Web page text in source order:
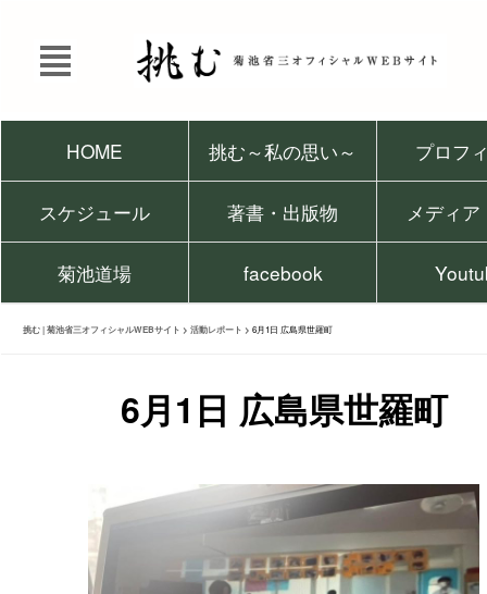
HOME 挑む～私の思い～ プロフ
スケジュール 著書・出版物 メディア
菊池道場 facebook
挑む | 菊池省三オフィシャルWEBサイト > 活動レポート > 6月1日 広島県世羅町
6月1日 広島県世羅町